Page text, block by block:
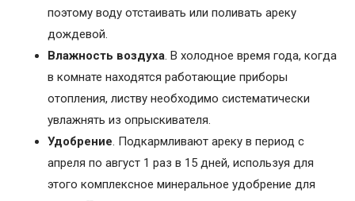
поэтому воду отстаивать или поливать ареку
дождевой.
Влажность воздуха. В холодное время года, когда
в комнате находятся работающие приборы
отопления, листву необходимо систематически
увлажнять из опрыскивателя.
Удобрение. Подкармливают ареку в период с
апреля по август 1 раз в 15 дней, используя для
этого комплексное минеральное удобрение для